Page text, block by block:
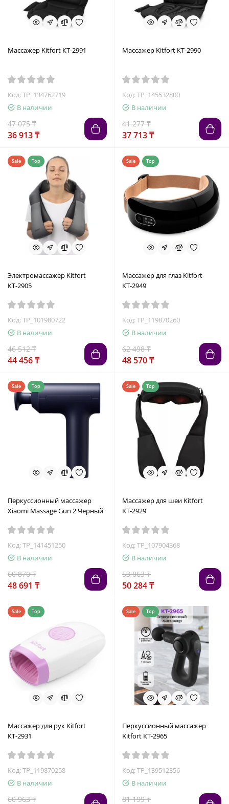
Массажер Kitfort КТ-2991
Код: TP_134762719
В наличии
47 075 ₸
36 913 ₸
Массажер Kitfort КТ-2990
Код: TP_145532800
В наличии
41 277 ₸
37 713 ₸
Sale Top
Электромассажер Kitfort
КТ-2905
Код: TP_101980722
В наличии
46 512 ₸
44 456 ₸
Sale Top
Массажер для глаз Kitfort
КТ-2949
Код: TP_119870260
В наличии
62 498 ₸
48 570 ₸
Sale Top
Перкуссионный массажер
Xiaomi Massage Gun 2 Черный
Код: TP_141451250
В наличии
60 870 ₸
48 691 ₸
Sale Top
Массажер для шеи Kitfort
КТ-2929
Код: TP_107904368
В наличии
53 863 ₸
50 284 ₸
Sale Top
Массажер для рук Kitfort
КТ-2931
Код: TP_119870258
В наличии
60 963 ₸
Sale Top
Перкуссионный массажер
Kitfort КТ-2965
Код: TP_139512356
В наличии
81 199 ₸